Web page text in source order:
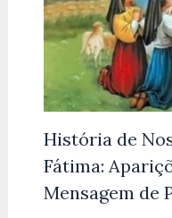
História de
Fátima:
Mensagem de